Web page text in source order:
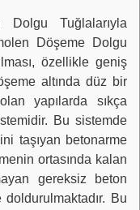
Tuğlalarıyla
Döşeme Dolgu
özellikle geniş
altında düz bir
yapılarda sıkça
Bu sistemde
taşıyan betonarme
ortasında kalan
gereksiz beton
Bu